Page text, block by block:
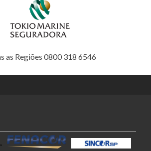
as Regiões 0800 318 6546